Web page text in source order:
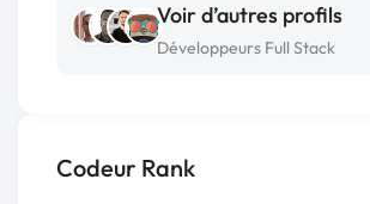
Codeur Rank
Voir d’autres profils
Développeurs Full Stack